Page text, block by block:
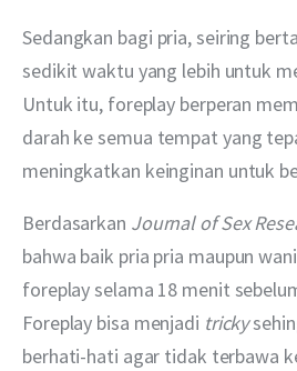
Sedangkan bagi pria, seiring
sedikit waktu yang lebih untuk
Untuk itu, foreplay berperan
darah ke semua tempat yang
meningkatkan keinginan untuk
Berdasarkan Journal of Sex
bahwa baik pria pria maupun
foreplay selama 18 menit
Foreplay bisa menjadi tricky
berhati-hati agar tidak terbawa